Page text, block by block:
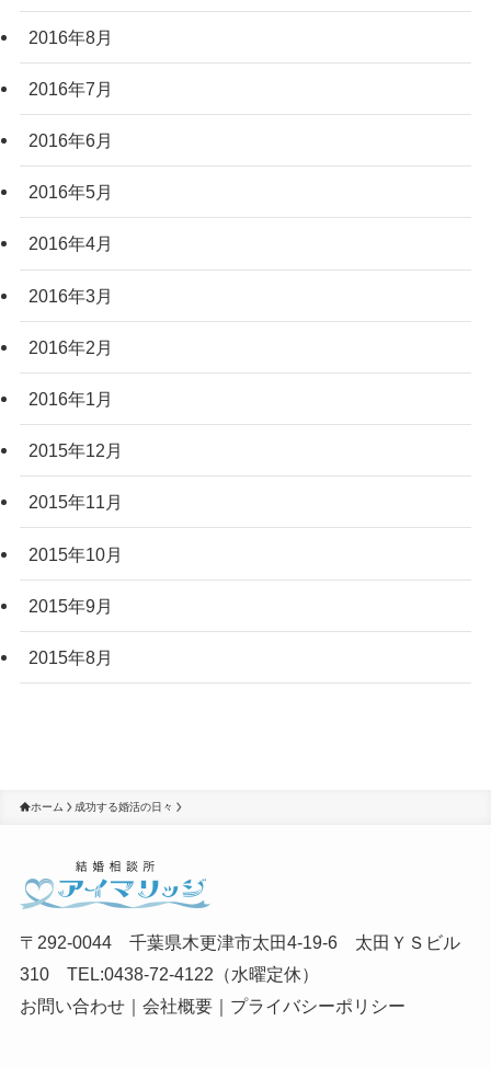
2016年8月
2016年7月
2016年6月
2016年5月
2016年4月
2016年3月
2016年2月
2016年1月
2015年12月
2015年11月
2015年10月
2015年9月
2015年8月
ホーム 成功する婚活の日々
〒292-0044 千葉県木更津市太田4-19-6 太田ＹＳビル
310 TEL:0438-72-4122（水曜定休）
お問い合わせ｜ 会社概要｜ プライバシーポリシー